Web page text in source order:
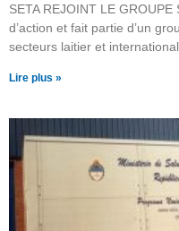
SETA REJOINT LE
d’action et fait partie d’un
secteurs laitier et
Lire plus »